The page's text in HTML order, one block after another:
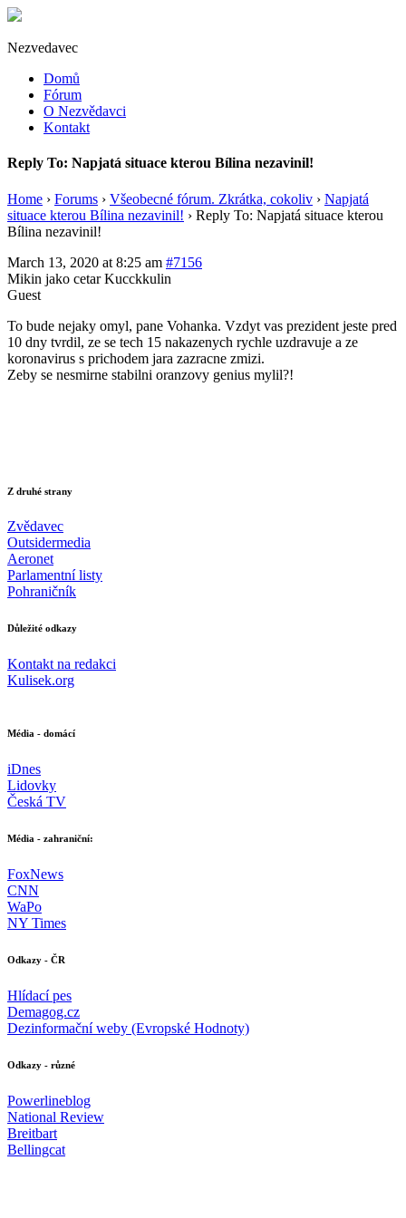
Nezvedavec
Domů
Fórum
O Nezvědavci
Kontakt
Reply To: Napjatá situace kterou Bílina nezavinil!
Home › Forums › Všeobecné fórum. Zkrátka, cokoliv › Napjatá
situace kterou Bílina nezavinil! › Reply To: Napjatá situace kterou
Bílina nezavinil!
March 13, 2020 at 8:25 am #7156
Mikin jako cetar Kucckkulin
Guest
To bude nejaky omyl, pane Vohanka. Vzdyt vas prezident jeste pred
10 dny tvrdil, ze se tech 15 nakazenych rychle uzdravuje a ze
koronavirus s prichodem jara zazracne zmizi.
Zeby se nesmirne stabilni oranzovy genius mylil?!
Z druhé strany
Zvědavec
Outsidermedia
Aeronet
Parlamentní listy
Pohraničník
Důležité odkazy
Kontakt na redakci
Kulisek.org
Média - domácí
iDnes
Lidovky
Česká TV
Média - zahraniční:
FoxNews
CNN
WaPo
NY Times
Odkazy - ČR
Hlídací pes
Demagog.cz
Dezinformační weby (Evropské Hodnoty)
Odkazy - různé
Powerlineblog
National Review
Breitbart
Bellingcat